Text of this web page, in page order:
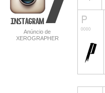
Anúncio de
XEROGRAPHER